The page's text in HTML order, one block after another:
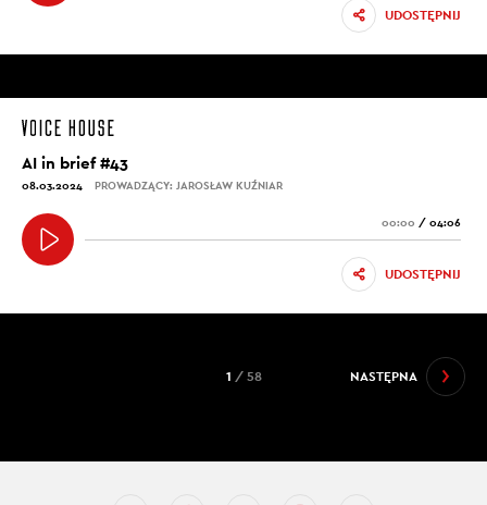
UDOSTĘPNIJ
AI in brief #43
08.03.2024 PROWADZĄCY: JAROSŁAW KUŹNIAR
00:00 / 04:06
UDOSTĘPNIJ
NASTĘPNA
1 / 58